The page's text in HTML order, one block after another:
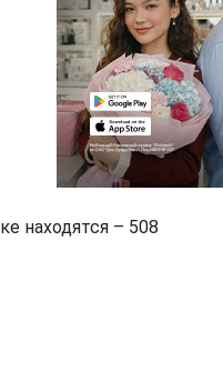
находятся – 508